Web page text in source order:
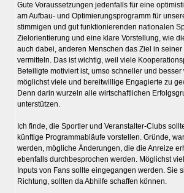
Gute Voraussetzungen jedenfalls für eine
am Aufbau- und Optimierungsprogramm für
stimmigen und gut funktionierenden nationalen
Zielorientierung und eine klare Vorstellung, wie
auch dabei, anderen Menschen das Ziel in
vermitteln. Das ist wichtig, weil viele
Beteiligte motiviert ist, umso schneller und
möglichst viele und bereitwillige Engagierte zu
Denn darin wurzeln alle wirtschaftlichen
unterstützen.
Ich finde, die Sportler und Veranstalter-Clubs
künftige Programmabläufe vorstellen. Gründe,
werden, mögliche Änderungen, die die Anreize
ebenfalls durchbesprochen werden. Möglichst
Inputs von Fans sollte eingegangen werden.
Richtung, sollten da Abhilfe schaffen können.